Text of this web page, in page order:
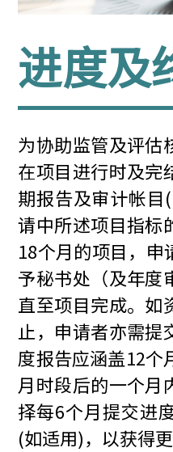
进度及
为协助监管及评估
在项目进行时及完
期报告及审计帐
请中所述项目指标
18个月的项目，申
予秘书处（及年度
直至项目完成。如
止，申请者亦需提
度报告应涵盖12个
月时段后的一个月
择每6个月提交进
(如适用)，以获得